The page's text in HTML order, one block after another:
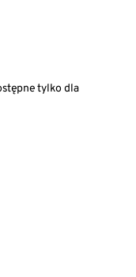
tylko dla